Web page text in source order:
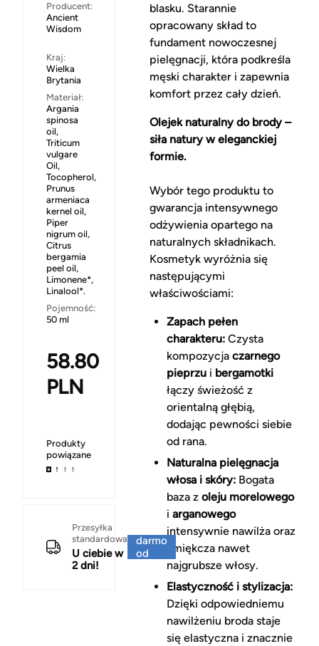
Producent:
Ancient
Wisdom
Kraj:
Wielka
Brytania
Materiał:
Argania
spinosa
oil,
Triticum
vulgare
Oil,
Tocopherol,
Prunus
armeniaca
kernel oil,
Piper
nigrum oil,
Citrus
bergamia
peel oil,
Limonene*,
Linalool*.
Pojemność:
50 ml
58.80
PLN
Produkty
powiązane
Przesyłka
standardowa
U ciebie w
2 dni!
darmo
od
blasku. Starannie
opracowany skład to
fundament nowoczesnej
pielęgnacji, która podkreśla
męski charakter i zapewnia
komfort przez cały dzień.
Olejek naturalny do brody –
siła natury w eleganckiej
formie.
Wybór tego produktu to
gwarancja intensywnego
odżywienia opartego na
naturalnych składnikach.
Kosmetyk wyróżnia się
następującymi
właściwościami:
Zapach pełen
charakteru:Czysta
kompozycja czarnego
pieprzui bergamotki
łączy świeżość z
orientalną głębią,
dodając pewności siebie
od rana.
Naturalna pielęgnacja
włosa i skóry:Bogata
baza z oleju morelowego
i arganowego
intensywnie nawilża oraz
zmiękcza nawet
najgrubsze włosy.
Elastyczność i stylizacja:
Dzięki odpowiedniemu
nawilżeniu broda staje
się elastyczna i znacznie